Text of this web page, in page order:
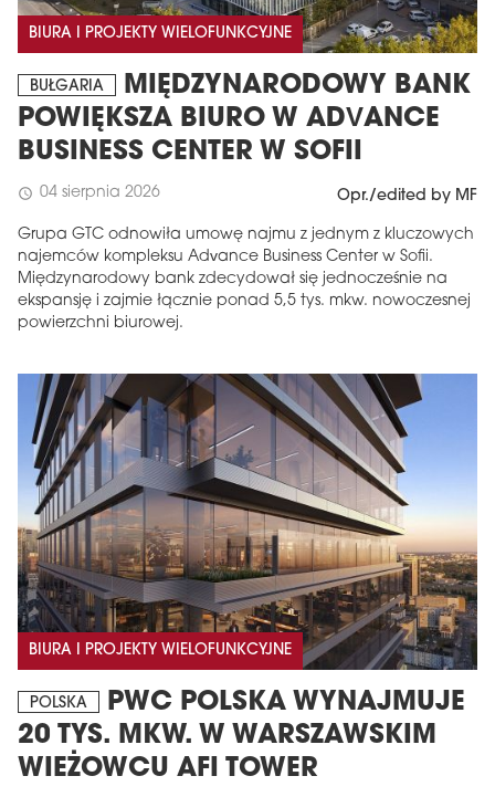
BIURA I PROJEKTY WIELOFUNKCYJNE
BUŁGARIA
MIĘDZYNARODOWY BANK
POWIĘKSZA BIURO W ADVANCE
BUSINESS CENTER W SOFII
schedule 04 sierpnia 2026 Opr./edited by MF
Grupa GTC odnowiła umowę najmu z jednym z kluczowych
najemców kompleksu Advance Business Center w Sofii.
Międzynarodowy bank zdecydował się jednocześnie na
ekspansję i zajmie łącznie ponad 5,5 tys. mkw. nowoczesnej
powierzchni biurowej.
BIURA I PROJEKTY WIELOFUNKCYJNE
POLSKA
PWC POLSKA WYNAJMUJE
20 TYS. MKW. W WARSZAWSKIM
WIEŻOWCU AFI TOWER